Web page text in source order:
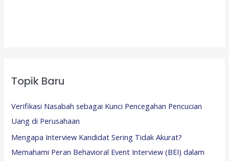
Topik Baru
Verifikasi Nasabah sebagai Kunci Pencegahan Pencucian
Uang di Perusahaan
Mengapa Interview Kandidat Sering Tidak Akurat?
Memahami Peran Behavioral Event Interview (BEI) dalam